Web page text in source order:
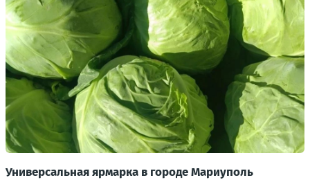
Универсальная ярмарка в городе Мариуполь